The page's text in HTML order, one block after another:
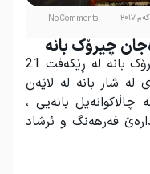
No Comments
چیرۆک بانە
یانزەهمین فستیواڵ سەراسەری چیرۆک بانە لە ڕێکەفت 21
ساڵ 1396 هەتاوی لە شار بانە لە لاێەن
بانەیی ،
فەرهەنگ و ئرشاد